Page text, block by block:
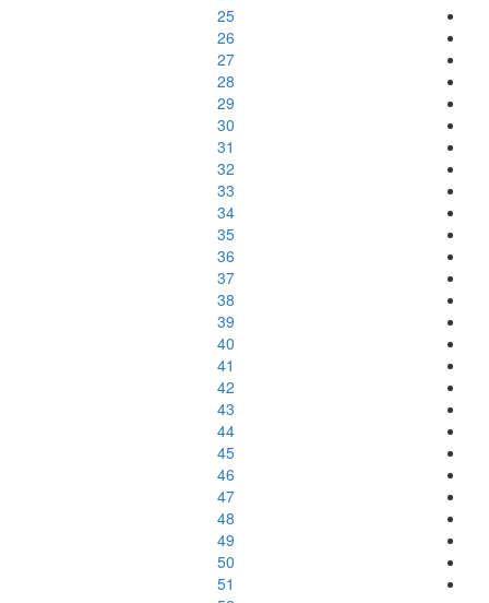
25
26
27
28
29
30
31
32
33
34
35
36
37
38
39
40
41
42
43
44
45
46
47
48
49
50
51